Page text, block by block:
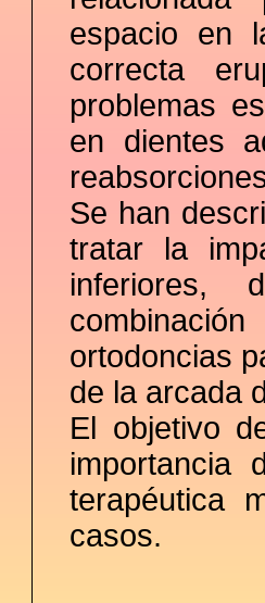
espacio en
correcta
problemas
en dientes
Se han
tratar la
inferiores,
ortodoncias
de la arcada
El objetivo
importancia
terapéutica
casos.